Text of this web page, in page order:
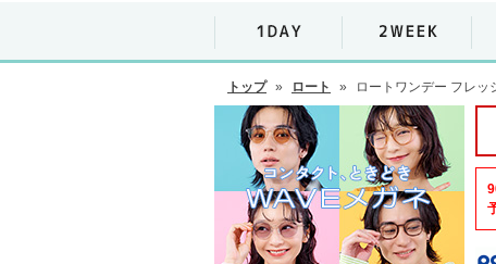
トップ » ロート » ロートワンデー フレ